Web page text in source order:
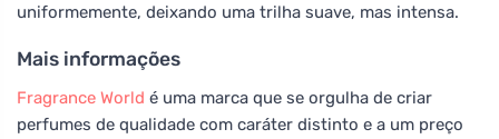
uniformemente, deixando uma trilha suave, mas intensa.
Mais informações
Fragrance World é uma marca que se orgulha de criar
perfumes de qualidade com caráter distinto e a um preço